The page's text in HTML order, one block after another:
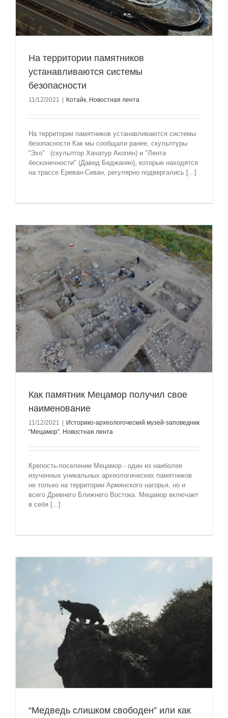
На территории памятников
устанавливаются системы
безопасности
11/12/2021 Котайк, Новостная лента
На территории памятников устанавливаются системы
безопасности Как мы сообщали ранее, скульптуры
“Эхо” (скульптор Хачатур Акопян) и "Лента
бесконечности" (Давид Беджанян), которые находятся
на трассе Ереван-Севан, регулярно подвергались [...]
Как памятник Мецамор получил свое
наименование
11/12/2021
Историко-археологоческий музей-заповедник
“Мецамор”, Новостная лента
Крепость-поселение Мецамор - один из наиболее
изученных уникальных археологических памятников
не только на территории Армянского нагорья, но и
всего Древнего Ближнего Востока. Мецамор включает
в себя [...]
“Медведь слишком свободен” или как